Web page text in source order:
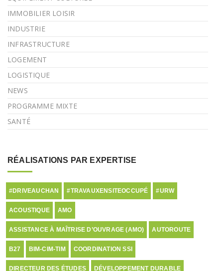
IMMOBILIER LOISIR
INDUSTRIE
INFRASTRUCTURE
LOGEMENT
LOGISTIQUE
NEWS
PROGRAMME MIXTE
SANTÉ
RÉALISATIONS PAR EXPERTISE
#DRIVEAUCHAN #TRAVAUXENSITEOCCUPÉ #URW
ACOUSTIQUE AMO
ASSISTANCE À MAÎTRISE D’OUVRAGE (AMO) AUTOROUTE
B27 BIM-CIM-TIM COORDINATION SSI
DIRECTEUR DES ÉTUDES DÉVELOPPEMENT DURABLE